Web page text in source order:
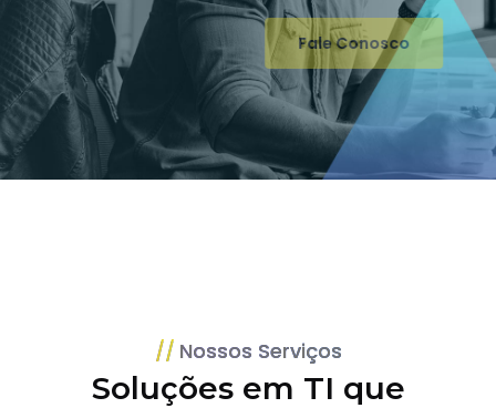
Fale Conosco
Nossos Serviços
Soluções em TI que